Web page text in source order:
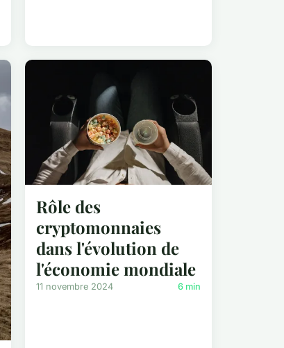
Rôle des
cryptomonnaies
dans l'évolution de
l'économie mondiale
11 novembre 2024 6 min